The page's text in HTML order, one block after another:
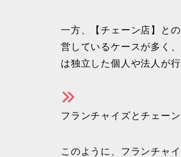
一方、【チェーン店】と
営しているケースが多く
は独立した個人や法人が
フランチャイズとチェー
このように、フランチャ